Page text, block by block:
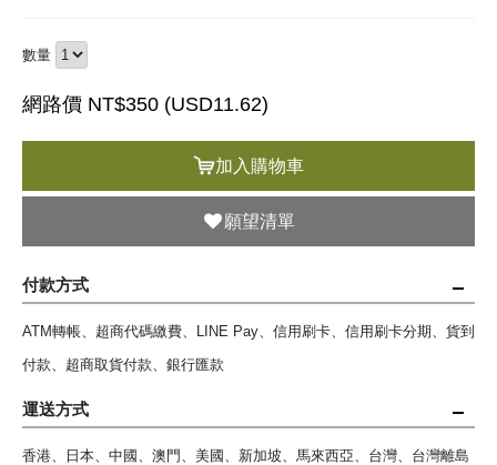
數量
網路價 NT$350 (USD11.62)
加入購物車
願望清單
付款方式
ATM轉帳、超商代碼繳費、LINE Pay、信用刷卡、信用刷卡分期、貨到
付款、超商取貨付款、銀行匯款
運送方式
香港、日本、中國、澳門、美國、新加坡、馬來西亞、台灣、台灣離島